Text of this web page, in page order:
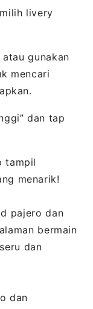
livery
gunakan
mencari
dan tap
tampil
menarik!
pajero dan
bermain
dan
dan